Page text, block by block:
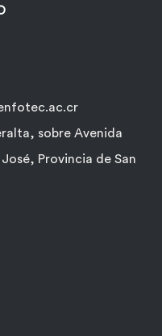
sobre Avenida
Provincia de San